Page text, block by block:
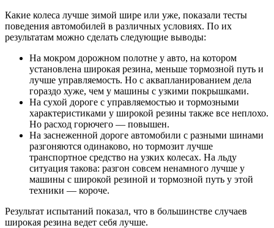
Какие колеса лучше зимой шире или уже, показали тесты
поведения автомобилей в различных условиях. По их
результатам можно сделать следующие выводы:
На мокром дорожном полотне у авто, на котором
установлена широкая резина, меньше тормозной путь и
лучше управляемость. Но с аквапланированием дела
гораздо хуже, чем у машины с узкими покрышками.
На сухой дороге с управляемостью и тормозными
характеристиками у широкой резины также все неплохо.
Но расход горючего — повышен.
На заснеженной дороге автомобили с разными шинами
разгоняются одинаково, но тормозит лучше
транспортное средство на узких колесах. На льду
ситуация такова: разгон совсем ненамного лучше у
машины с широкой резиной и тормозной путь у этой
техники — короче.
Результат испытаний показал, что в большинстве случаев
широкая резина ведет себя лучше.